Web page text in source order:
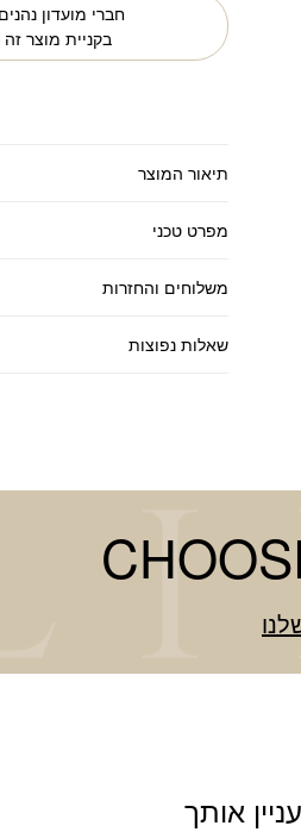
חברי מועדון
בקניית מוצר זה
תיאור המוצר
מפרט טכני
משלוחים והחזרות
שאלות נפוצות
אותך